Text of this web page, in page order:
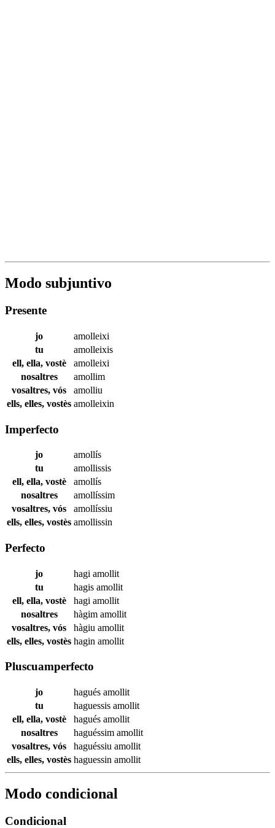
Modo subjuntivo
Presente
jo
amolleixi
tu
amolleixis
ell, ella, vostè
amolleixi
nosaltres
amollim
vosaltres, vós
amolliu
ells, elles, vostès amolleixin
Imperfecto
jo
amollís
tu
amollissis
ell, ella, vostè
amollís
nosaltres
amollíssim
vosaltres, vós
amollíssiu
ells, elles, vostès amollissin
Perfecto
jo hagi amollit
tu
hagis amollit
ell, ella, vostè
hagi amollit
nosaltres
hàgim amollit
vosaltres, vós
hàgiu amollit
ells, elles, vostès hagin amollit
Pluscuamperfecto
jo hagués amollit
tu
haguessis amollit
ell, ella, vostè
hagués amollit
nosaltres
haguéssim amollit
vosaltres, vós
haguéssiu amollit
ells, elles, vostès haguessin amollit
Modo condicional
Condicional